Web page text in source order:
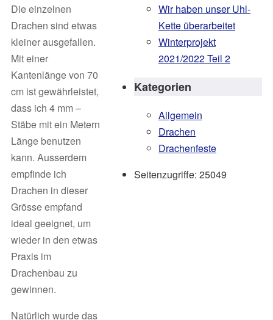
Die einzelnen
Drachen sind etwas
kleiner ausgefallen.
Mit einer
Kantenlänge von 70
cm ist gewährleistet,
dass ich 4 mm –
Stäbe mit ein Metern
Länge benutzen
kann. Ausserdem
empfinde ich
Drachen in dieser
Grösse empfand
ideal geeignet, um
wieder in den etwas
Praxis im
Drachenbau zu
gewinnen.
Natürlich wurde das
Wir haben unser Uhl-
Kette überarbeitet
Winterprojekt
2021/2022 Teil 2
Kategorien
Allgemein
Drachen
Drachenfeste
Seitenzugriffe: 25049